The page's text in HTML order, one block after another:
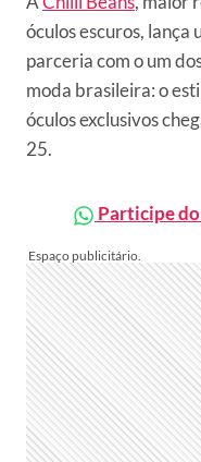
óculos escuros, lança
parceria com o um
moda brasileira: o
óculos exclusivos
25.
Participe